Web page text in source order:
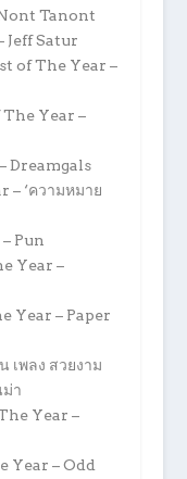
Tanont
Jeff Satur
of The Year –
Year –
Dreamgals
– ‘ความหมาย
Pun
Year –
Year – Paper
เพลง สวยงาม
า
Year –
Year – Odd